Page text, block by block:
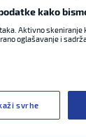
kako
Aktivno
oglašavanje i
svrhe